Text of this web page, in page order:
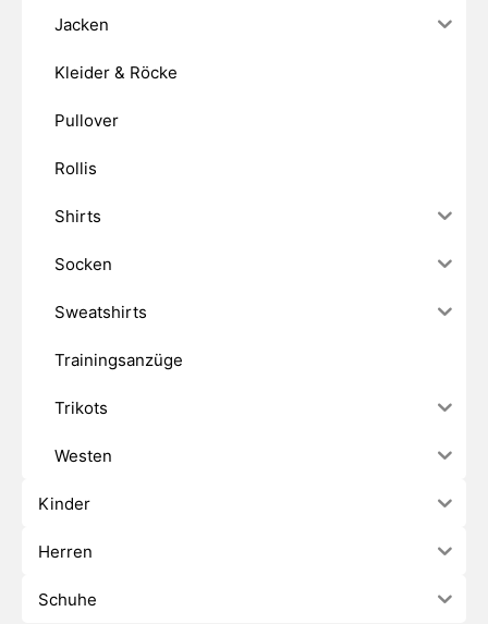
Jacken
Kleider & Röcke
Pullover
Rollis
Shirts
Socken
Sweatshirts
Trainingsanzüge
Trikots
Westen
Kinder
Herren
Schuhe